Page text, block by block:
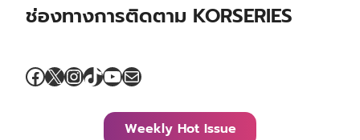
ช่องทางการติดตาม KORSERIES
Facebook
X Instagram
TikTok
YouTube
Mail
Weekly Hot Issue